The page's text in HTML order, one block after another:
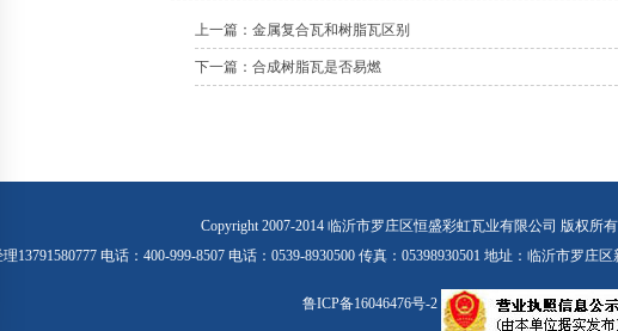
上一篇： 金属复合瓦和树脂瓦区别
下一篇： 合成树脂瓦是否易燃
Copyright 2007-2014 临沂市罗庄区恒盛彩虹瓦业有限公司 版权所有
理13791580777 电话：400-999-8507 电话：0539-8930500 传真：05398930501 地址：临沂市罗
鲁ICP备16046476号-2